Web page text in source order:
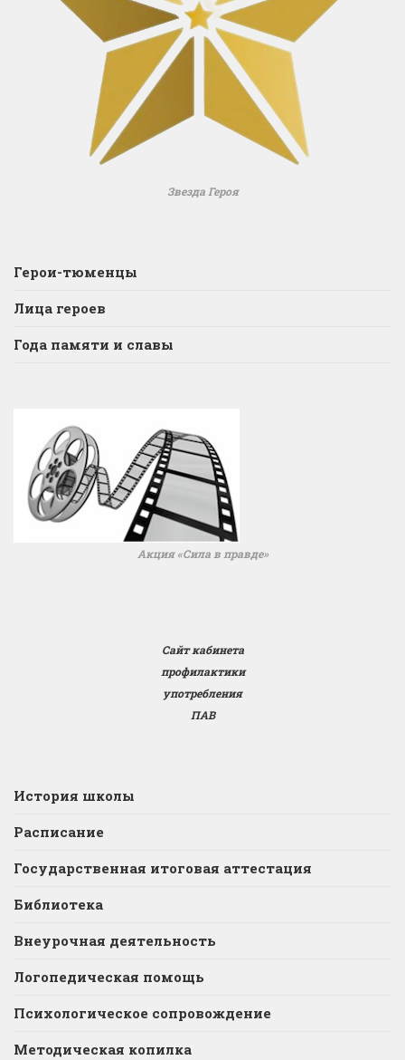
Звезда Героя
Герои-тюменцы
Лица героев
Года памяти и славы
Акция «Сила в правде»
Сайт кабинета
профилактики
употребления
ПАВ
История школы
Расписание
Государственная итоговая аттестация
Библиотека
Внеурочная деятельность
Логопедическая помощь
Психологическое сопровождение
Методическая копилка